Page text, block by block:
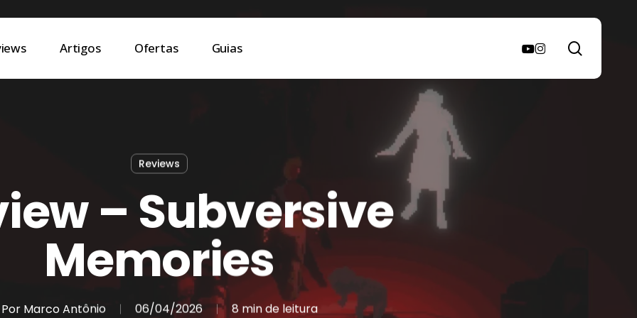
Artigos Ofertas Guias youtube
instagram
Reviews
– Subversive
Memories
Por Marco Antônio 06/04/2026 8 min de leitura